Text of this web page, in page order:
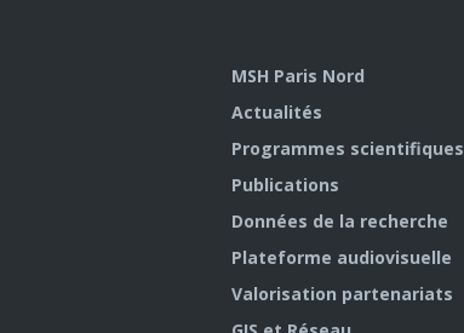
MSH Paris Nord
Actualités
Programmes scientifiques
Publications
Données de la recherche
Plateforme audiovisuelle
Valorisation partenariats